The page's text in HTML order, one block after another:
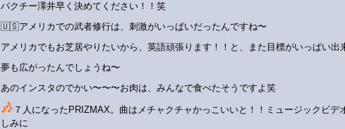
パクチー澤井早く決めてください！！笑
🇺🇸アメリカでの武者修行は、刺激がいっぱいだったんですね〜
アメリカでもお芝居やりたいから、英語頑張ります！！と、また目標がいっぱい出
夢も広がったんでしょうね〜
あのインスタのでかい〜〜〜お肉は、みんなで食べたそうですよ笑
７人になったPRIZMAX。曲はメチャクチャかっこいいと！！ミュージックビデ
しみに